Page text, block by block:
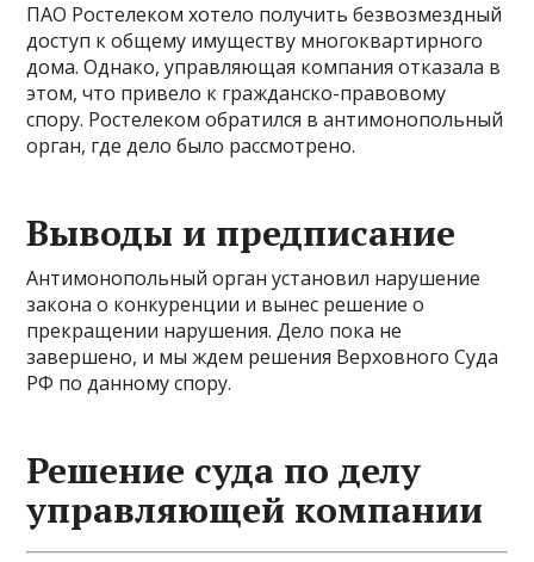
ПАО Ростелеком хотело получить безвозмездный
доступ к общему имуществу многоквартирного
дома. Однако, управляющая компания отказала в
этом, что привело к гражданско-правовому
спору. Ростелеком обратился в антимонопольный
орган, где дело было рассмотрено.
Выводы и предписание
Антимонопольный орган установил нарушение
закона о конкуренции и вынес решение о
прекращении нарушения. Дело пока не
завершено, и мы ждем решения Верховного Суда
РФ по данному спору.
Решение суда по делу
управляющей компании